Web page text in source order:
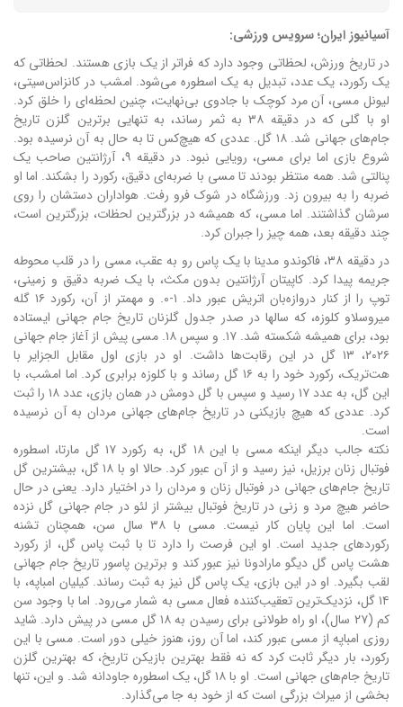
آسیانیوز ایران؛ سرویس ورزشی:
در تاریخ ورزش، لحظاتی وجود دارد که فراتر از یک بازی هستند. لحظاتی که
یک رکورد، یک عدد، تبدیل به یک اسطوره می‌شود. امشب در کانزاس‌سیتی،
لیونل مسی، آن مرد کوچک با جادوی بی‌نهایت، چنین لحظه‌ای را خلق کرد.
او با گلی که در دقیقه ۳۸ به ثمر رساند، به تنهایی برترین گلزن تاریخ
جام‌های جهانی شد. ۱۸ گل. عددی که هیچ‌کس تا به حال به آن نرسیده بود.
شروع بازی اما برای مسی، رویایی نبود. در دقیقه ۹، آرژانتین صاحب یک
پنالتی شد. همه منتظر بودند تا مسی با ضربه‌ای دقیق، رکورد را بشکند. اما او
ضربه را به بیرون زد. ورزشگاه در شوک فرو رفت. هواداران دستشان را روی
سرشان گذاشتند. اما مسی، که همیشه در بزرگترین لحظات، بزرگترین است،
چند دقیقه بعد، همه چیز را جبران کرد.
در دقیقه ۳۸، فاکوندو مدینا با یک پاس رو به عقب، مسی را در قلب محوطه
جریمه پیدا کرد. کاپیتان آرژانتین بدون مکث، با یک ضربه دقیق و زمینی،
توپ را از کنار دروازه‌بان اتریش عبور داد. ۱-۰. و مهمتر از آن، رکورد ۱۶ گله
میروسلاو کلوزه، که سالها در صدر جدول گلزنان تاریخ جام جهانی ایستاده
بود، برای همیشه شکسته شد. ۱۷. و سپس ۱۸. مسی پیش از آغاز جام جهانی
۲۰۲۶، ۱۳ گل در این رقابت‌ها داشت. او در بازی اول مقابل الجزایر با
هت‌تریک، رکورد خود را به ۱۶ گل رساند و با کلوزه برابری کرد. اما امشب، با
این گل، به عدد ۱۷ رسید و سپس با گل دومش در همان بازی، عدد ۱۸ را ثبت
کرد. عددی که هیچ بازیکنی در تاریخ جام‌های جهانی مردان به آن نرسیده
است.
نکته جالب دیگر اینکه مسی با این ۱۸ گل، به رکورد ۱۷ گل مارتا، اسطوره
فوتبال زنان برزیل، نیز رسید و از آن عبور کرد. حالا او با ۱۸ گل، بیشترین گل
تاریخ جام‌های جهانی در فوتبال زنان و مردان را در اختیار دارد. یعنی در حال
حاضر هیچ مرد و زنی در تاریخ فوتبال بیشتر از لئو در جام جهانی گل نزده
است. اما این پایان کار نیست. مسی با ۳۸ سال سن، همچنان تشنه
رکوردهای جدید است. او این فرصت را دارد تا با ثبت پاس گل، از رکورد
هشت پاس گل دیگو مارادونا نیز عبور کند و برترین پاسور تاریخ جام جهانی
لقب بگیرد. او در این بازی، یک پاس گل نیز به ثبت رساند. کیلیان امباپه، با
۱۴ گل، نزدیک‌ترین تعقیب‌کننده فعال مسی به شمار می‌رود. اما با وجود سن
کم (۲۷ سال)، او راه طولانی برای رسیدن به ۱۸ گل مسی در پیش دارد. شاید
روزی امباپه از مسی عبور کند، اما آن روز، هنوز خیلی دور است. مسی با این
رکورد، بار دیگر ثابت کرد که نه فقط بهترین بازیکن تاریخ، که بهترین گلزن
تاریخ جام‌های جهانی است. او با ۱۸ گل، یک اسطوره جاودانه شد. و این، تنها
بخشی از میراث بزرگی است که از خود به جا می‌گذارد.